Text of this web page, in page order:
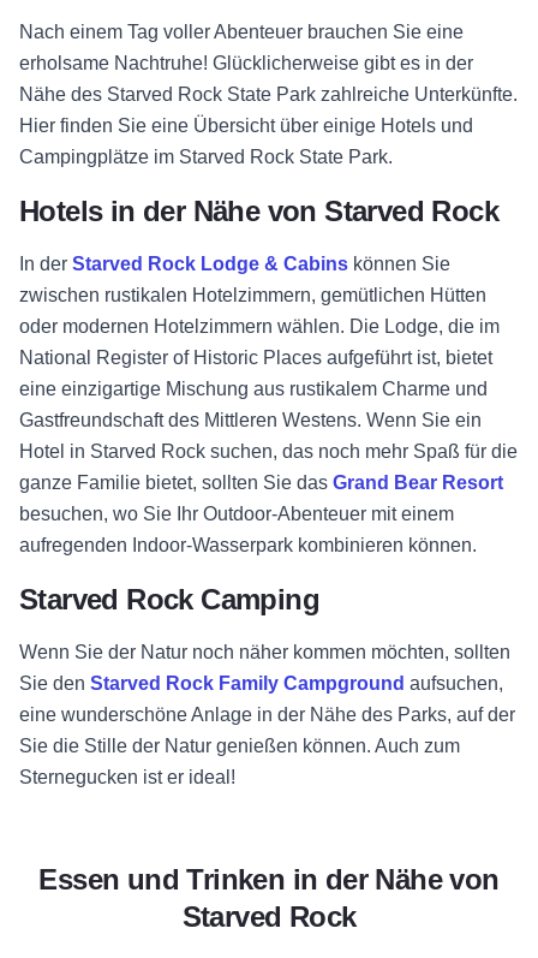
Nach einem Tag voller Abenteuer brauchen Sie eine
erholsame Nachtruhe! Glücklicherweise gibt es in der
Nähe des Starved Rock State Park zahlreiche Unterkünfte.
Hier finden Sie eine Übersicht über einige Hotels und
Campingplätze im Starved Rock State Park.
Hotels in der Nähe von Starved Rock
In der Starved Rock Lodge & Cabins können Sie
zwischen rustikalen Hotelzimmern, gemütlichen Hütten
oder modernen Hotelzimmern wählen. Die Lodge, die im
National Register of Historic Places aufgeführt ist, bietet
eine einzigartige Mischung aus rustikalem Charme und
Gastfreundschaft des Mittleren Westens. Wenn Sie ein
Hotel in Starved Rock suchen, das noch mehr Spaß für die
ganze Familie bietet, sollten Sie das Grand Bear Resort
besuchen, wo Sie Ihr Outdoor-Abenteuer mit einem
aufregenden Indoor-Wasserpark kombinieren können.
Starved Rock Camping
Wenn Sie der Natur noch näher kommen möchten, sollten
Sie den Starved Rock Family Campground aufsuchen,
eine wunderschöne Anlage in der Nähe des Parks, auf der
Sie die Stille der Natur genießen können. Auch zum
Sternegucken ist er ideal!
Essen und Trinken in der Nähe von
Starved Rock